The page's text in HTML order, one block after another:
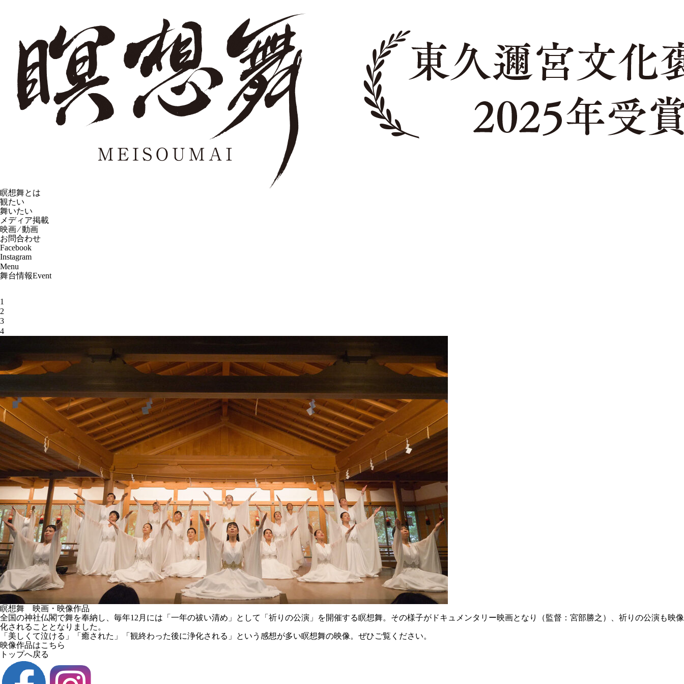
瞑想舞とは
観たい
舞いたい
メディア掲載
映画 ⁄ 動画
お問合わせ
Facebook
Instagram
Menu
舞台情報Event
1
2
3
4
瞑想舞 映画・映像作品
全国の神社仏閣で舞を奉納し、毎年12月には「一年の祓い清め」として「祈りの公演」を開催する瞑想舞。その様子がドキュメンタリー映画となり（監督：宮部勝之）、祈りの公演も映像
化されることとなりました。
「美しくて泣ける」「癒された」「観終わった後に浄化される」という感想が多い瞑想舞の映像。ぜひご覧ください。
映像作品はこちら
トップへ戻る